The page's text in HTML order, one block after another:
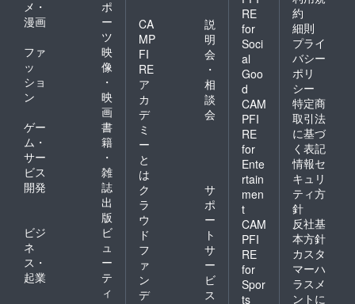
メ・
漫画
ポ
ー
ツ
ファ
ッ
ショ
ン
映
像
・
映
画
ゲー
ム・
サー
ビス
開発
書
籍
・
雑
誌
出
版
ビジ
ネ
ス・
起業
ビ
ュ
ー
テ
ィ
CA
MP
FI
RE
ア
カ
デ
ミ
ー
と
は
説
明
会
・
相
談
会
ク
ラ
ウ
ド
フ
ァ
ン
デ
サ
ポ
ー
ト
サ
ー
ビ
ス
RE
for
Soci
al
Goo
d
CAM
PFI
RE
for
Ente
rtain
men
t
CAM
PFI
RE
for
Spor
ts
約
細則
プライ
バシー
ポリ
シー
特定商
取引法
に基づ
く表記
情報セ
キュリ
ティ方
針
反社基
本方針
カスタ
マーハ
ラスメ
ントに